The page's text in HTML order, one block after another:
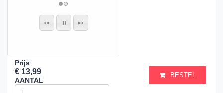
Prijs
€ 13,99
AANTAL
BESTEL